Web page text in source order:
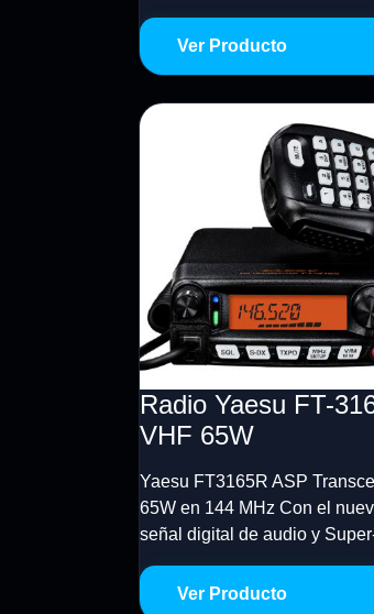
Ver Producto
Radio Yaesu FT-
VHF 65W
Yaesu FT3165R ASP
65W en 144 MHz Con el
señal digital de audio y
Ver Producto